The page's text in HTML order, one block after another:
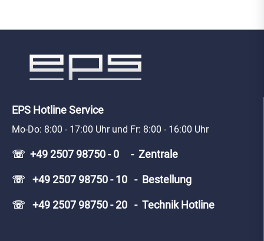
EPS Hotline Service
Mo-Do: 8:00 - 17:00 Uhr und Fr: 8:00 - 16:00 Uhr
☏ +49 2507 98750 - 0 - Zentrale
☏ +49 2507 98750 - 10 - Bestellung
☏ +49 2507 98750 - 20 - Technik Hotline